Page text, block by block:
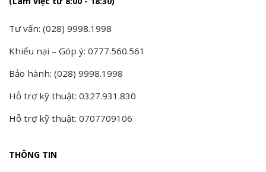
Tư vấn: (028) 9998.1998
Khiếu nại – Góp ý: 0777.560.561
Bảo hành: (028) 9998.1998
Hỗ trợ kỹ thuật: 0327.931.830
Hỗ trợ kỹ thuật: 0707709106
THÔNG TIN